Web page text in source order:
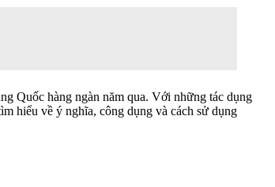
Quốc hàng ngàn năm qua. Với những tác dụng
hiểu về ý nghĩa, công dụng và cách sử dụng